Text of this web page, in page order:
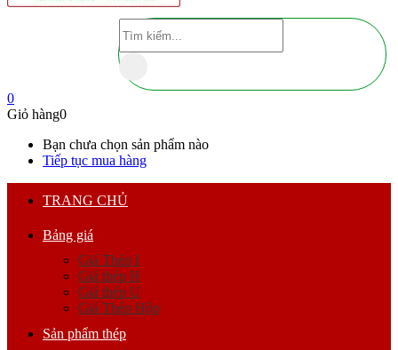
0
Giỏ hàng0
Bạn chưa chọn sản phẩm nào
Tiếp tục mua hàng
TRANG CHỦ
Bảng giá
Giá Thép I
Giá thép H
Giá thép U
Giá Thép Hộp
Sản phẩm thép